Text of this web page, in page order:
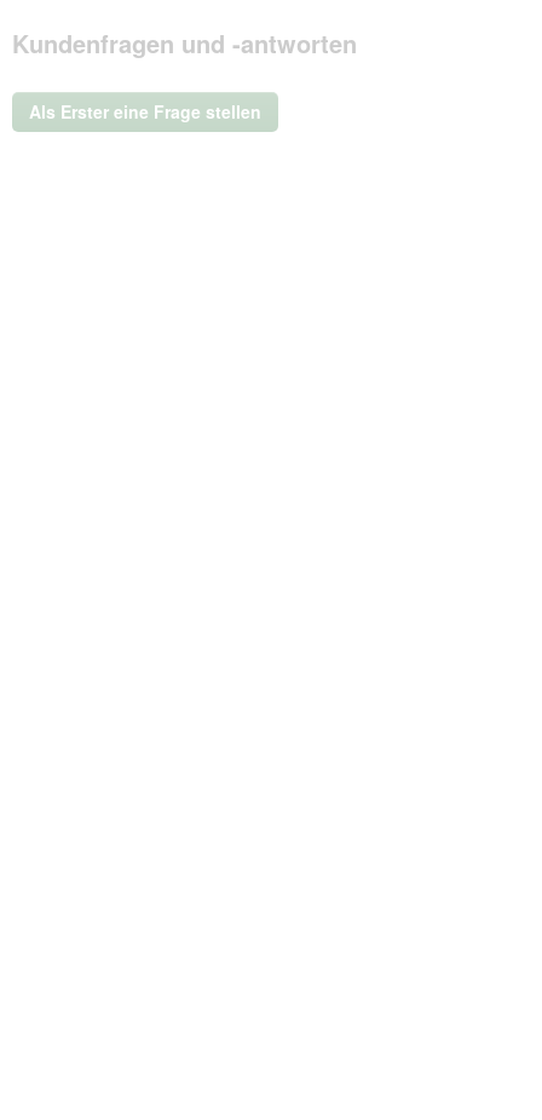
dieser
Aktion
ein
modales
Kundenfragen und -antworten
Als Erster eine Frage stellen